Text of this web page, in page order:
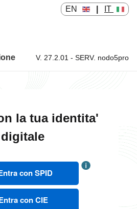
EN IT
Servizio di autenticazione
V. 27.2.01 - SERV. nodo5pro
la tua identita'
digitale
con SPID
con CIE